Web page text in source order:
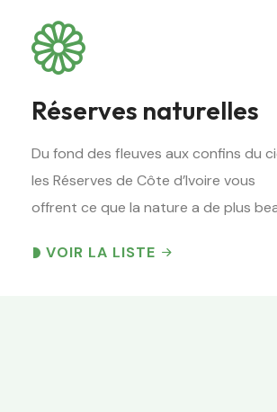
Réserves naturelles
Du fond des fleuves aux confins du
les Réserves de Côte d’Ivoire vous
offrent ce que la nature a de plus
VOIR LA LISTE